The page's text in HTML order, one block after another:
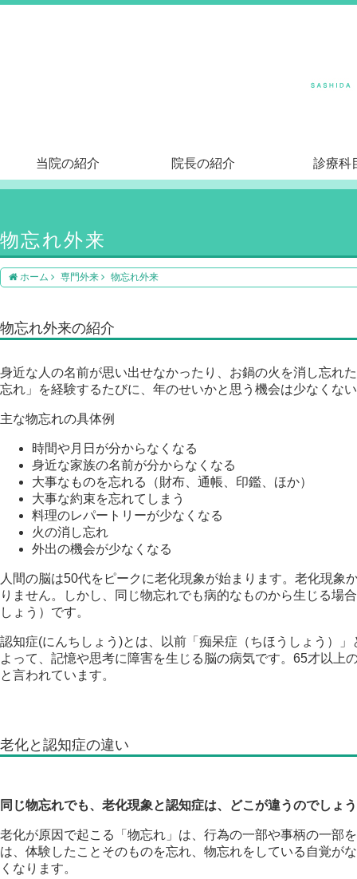
当院の紹介 院長の紹介 診療科
物忘れ外来
ホーム 専門外来 物忘れ外来
物忘れ外来の紹介
身近な人の名前が思い出せなかったり、お鍋の火を消し忘れ
忘れ」を経験するたびに、年のせいかと思う機会は少なくな
主な物忘れの具体例
時間や月日が分からなくなる
身近な家族の名前が分からなくなる
大事なものを忘れる（財布、通帳、印鑑、ほか）
大事な約束を忘れてしまう
料理のレパートリーが少なくなる
火の消し忘れ
外出の機会が少なくなる
人間の脳は50代をピークに老化現象が始まります。老化現象
りません。しかし、同じ物忘れでも病的なものから生じる場
しょう）です。
認知症(にんちしょう)とは、以前「痴呆症（ちほうしょう）
よって、記憶や思考に障害を生じる脳の病気です。65才以上
と言われています。
老化と認知症の違い
同じ物忘れでも、老化現象と認知症は、どこが違うのでしょ
老化が原因で起こる「物忘れ」は、行為の一部や事柄の一部
は、体験したことそのものを忘れ、物忘れをしている自覚が
くなります。